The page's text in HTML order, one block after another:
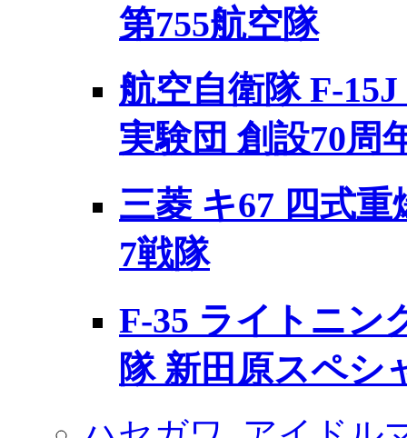
第755航空隊
航空自衛隊 F-
実験団 創設70周
三菱 キ67 四式
7戦隊
F-35 ライトニン
隊 新田原スペシ